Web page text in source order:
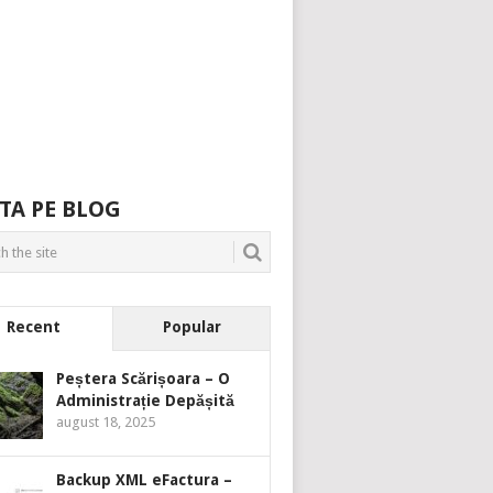
PE BLOG
Recent Popular
Peștera Scărișoara – O
Administrație Depășită
august 18, 2025
Backup XML eFactura –